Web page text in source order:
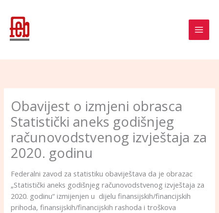
content
Obavijest o izmjeni obrasca
Statistički aneks godišnjeg
računovodstvenog izvještaja za
2020. godinu
Federalni zavod za statistiku obaviještava da je obrazac
„Statistički aneks godišnjeg računovodstvenog izvještaja za
2020. godinu“ izmijenjen u dijelu finansijskih/financijskih
prihoda, finansijskih/financijskih rashoda i troškova